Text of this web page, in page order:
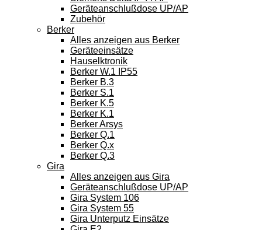
Geräteanschlußdose UP/AP
Zubehör
Berker
Alles anzeigen aus Berker
Geräteeinsätze
Hauselktronik
Berker W.1 IP55
Berker B.3
Berker S.1
Berker K.5
Berker K.1
Berker Arsys
Berker Q.1
Berker Q.x
Berker Q.3
Gira
Alles anzeigen aus Gira
Geräteanschlußdose UP/AP
Gira System 106
Gira System 55
Gira Unterputz Einsätze